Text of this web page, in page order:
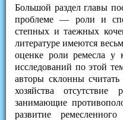
Большой раздел главы
проблеме — роли и
степных и таежных
литературе имеются
оценке роли ремесла у
исследований по этой
авторы склонны
хозяйства
занимающие
развитие